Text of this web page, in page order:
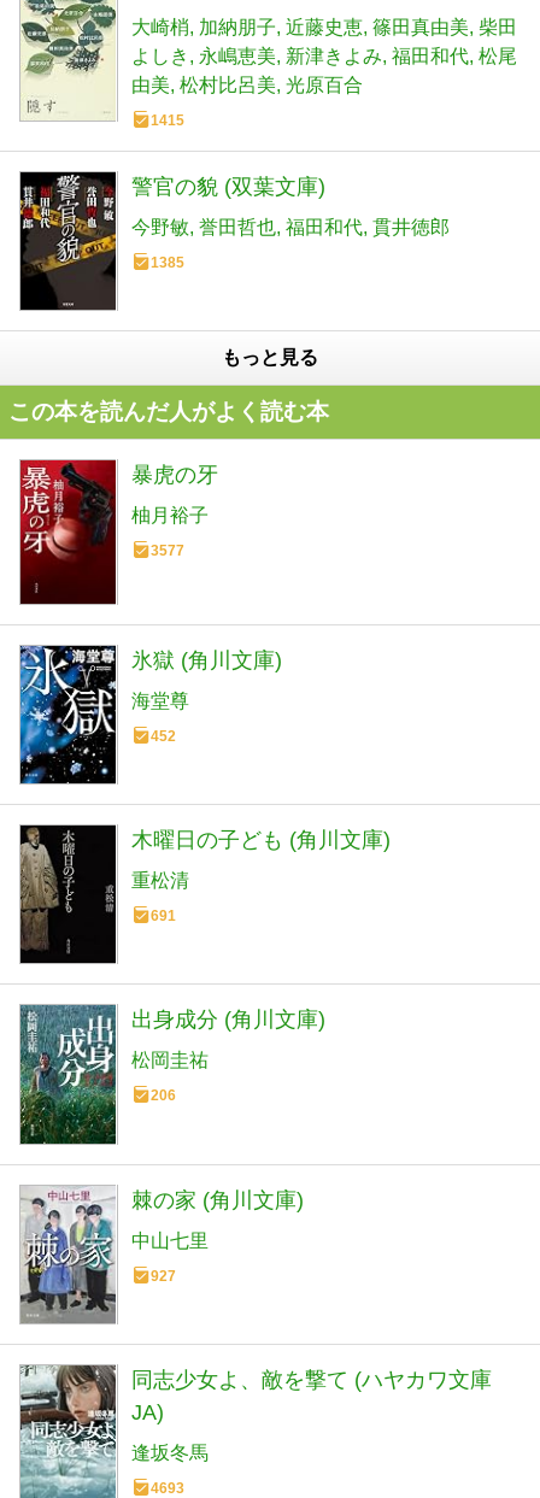
大崎梢 加納朋子 近藤史恵 篠田真由美 柴田
よしき
永嶋恵美 新津きよみ 福田和代 松尾
由美 松村比呂美 光原百合
1415
警官の貌 (双葉文庫)
今野敏 誉田哲也 福田和代 貫井徳郎
1385
もっと見る
この本を読んだ人がよく読む本
暴虎の牙
柚月裕子
3577
氷獄 (角川文庫)
海堂尊
452
木曜日の子ども (角川文庫)
重松清
691
出身成分 (角川文庫)
松岡圭祐
206
棘の家 (角川文庫)
中山七里
927
同志少女よ、敵を撃て (ハヤカワ文庫
JA)
逢坂冬馬
4693